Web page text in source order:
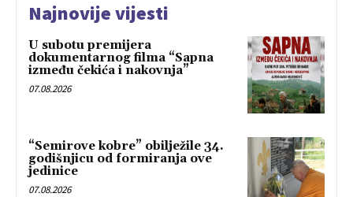
Najnovije vijesti
U subotu premijera
dokumentarnog filma “Sapna
između čekića i nakovnja”
07.08.2026
“Semirove kobre” obilježile 34.
godišnjicu od formiranja ove
jedinice
07.08.2026